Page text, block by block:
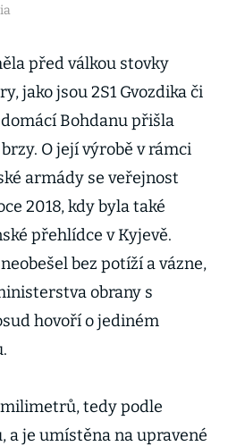
před válkou stovky
jako jsou 2S1 Gvozdika či
Bohdanu přišla
O její výrobě v rámci
armády se veřejnost
2018, kdy byla také
přehlídce v Kyjevě.
bez potíží a vázne,
obrany s
hovoří o jediném
tedy podle
a je umístěna na upravené